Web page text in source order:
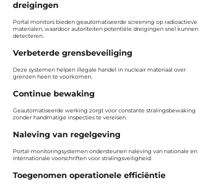
dreigingen
Portal monitors bieden geautomatiseerde screening op radioactieve
materialen, waardoor autoriteiten potentiële dreigingen snel kunnen
detecteren.
Verbeterde grensbeveiliging
Deze systemen helpen illegale handel in nucleair materiaal over
grenzen heen te voorkomen.
Continue bewaking
Geautomatiseerde werking zorgt voor constante stralingsbewaking
zonder handmatige inspecties te vereisen.
Naleving van regelgeving
Portal-monitoringsystemen ondersteunen naleving van nationale en
internationale voorschriften voor stralingsveiligheid.
Toegenomen operationele efficiëntie